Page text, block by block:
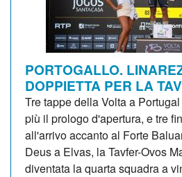
PORTOGALLO.
DOPPIETTA PER LA
Tre tappe della Volta a
più il prologo d'apertura, e tre
all'arrivo accanto al Forte
Deus a Elvas, la Tavfer-Ovos
diventata la quarta squadra a